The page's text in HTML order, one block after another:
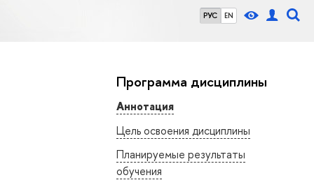
РУС EN
Программа дисциплины
Аннотация
Цель освоения дисциплины
Планируемые результаты
обучения